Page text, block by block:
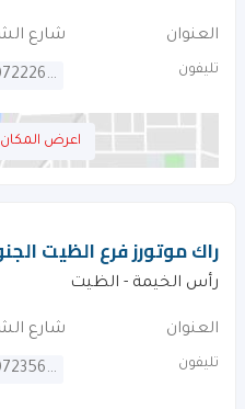
العنوان شارع
تليفون 072226227
اعرض
راك موتورز فرع الظيت
رأس الخيمة - الظيت
العنوان شارع
تليفون 072356888